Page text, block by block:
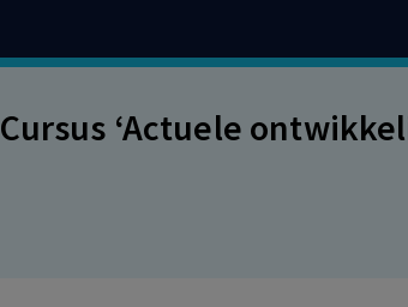
Cursus ‘Actuele